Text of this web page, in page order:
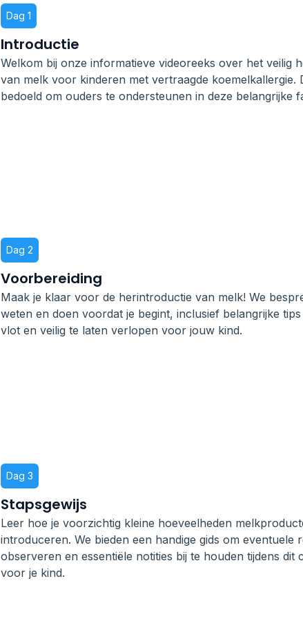
Dag 1
Introductie
Welkom bij onze informatieve videoreeks over het veilig
van melk voor kinderen met vertraagde koemelkallergie.
bedoeld om ouders te ondersteunen in deze belangrijke
Dag 2
Voorbereiding
Maak je klaar voor de herintroductie van melk! We
weten en doen voordat je begint, inclusief belangrijke
vlot en veilig te laten verlopen voor jouw kind.
Dag 3
Stapsgewijs
Leer hoe je voorzichtig kleine hoeveelheden
introduceren. We bieden een handige gids om eventuele
observeren en essentiële notities bij te houden tijdens dit
voor je kind.